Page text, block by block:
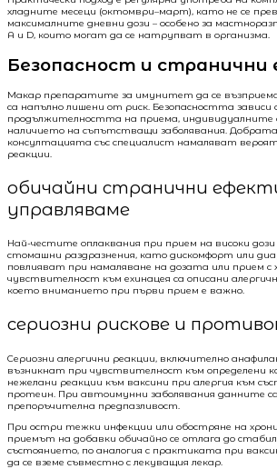
хладните месеци (октомври–март), като не се
максималните дневни дози – особено за
A и D, които могат да се натрупват в организма.
Безопасност и странични
Макар препаратите за имунитет да се
са напълно лишени от риск. Безопасността
продължителността на приема, индивидуалните
наличието на съпътстващи заболявания.
консултацията със специалист намаляват
реакции.
обичайни странични
управляваме
Най-честите оплаквания при прием на високи
стомашни раздразнения, като дискомфорт или
повлияват при намаляване на дозата или прием с
чувствителност към ехинацея са описани
което вниманието при първи прием е важно.
сериозни рискове и
Сериозни алергични реакции, включително
възникнат при чувствителност към определени
нежелани реакции към ваксини при алергия към
протеин. При автоимунни заболявания данните
препоръчителна предпазливост.
При остри тежки инфекции или обостряне на
приемът на добавки обичайно се отлага до
състоянието, по аналогия с практиката при
да се вземе съвместно с лекуващия лекар.